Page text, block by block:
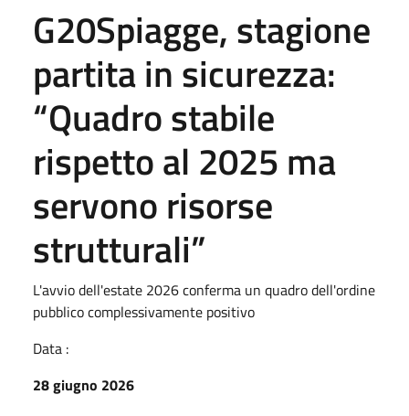
G20Spiagge, stagione
partita in sicurezza:
“Quadro stabile
rispetto al 2025 ma
servono risorse
strutturali”
L'avvio dell'estate 2026 conferma un quadro dell'ordine
pubblico complessivamente positivo
Data :
28 giugno 2026